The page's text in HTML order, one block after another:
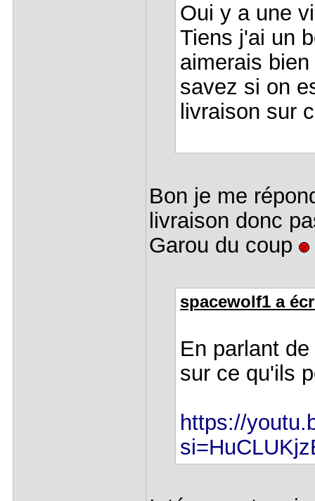
Oui y a une
Tiens j'ai un
aimerais
savez si on
livraison sur
Bon je me
livraison donc
Garou du coup
spacewolf1 a
En parlant
sur ce qu'ils
https://